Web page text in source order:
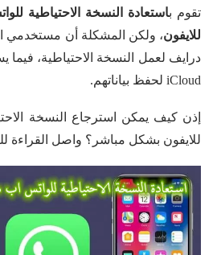
تقوم باستعادة النسخة الاحتياطية
للايفون، ولكن المشكلة أن مستخدمي
درايف لعمل النسخة الاحتياطية، فيما
iCloud لحفظ بياناتهم.
للايفون بشكل مباشر؟ واصل القراءة